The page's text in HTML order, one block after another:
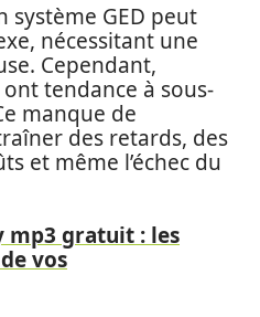
système GED peut
nécessitant une
Cependant,
tendance à sous-
manque de
des retards, des
et même l’échec du
mp3 gratuit : les
vos